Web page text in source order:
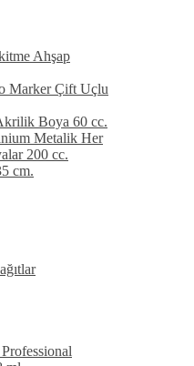
Ahşap
Marker Çift Uçlu
Boya 60 cc.
Metalik Her
200 cc.
cm.